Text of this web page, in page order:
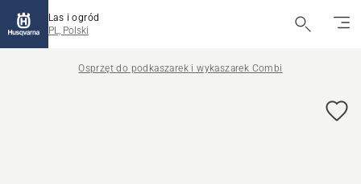
Las i ogród
PL, Polski
Osprzęt do podkaszarek i wykaszarek Combi